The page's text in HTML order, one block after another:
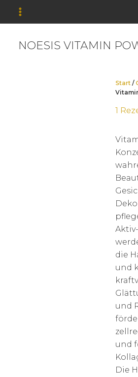
Inhalt
NOESIS VITAMIN
Start /
1
die
und
und
und
Die